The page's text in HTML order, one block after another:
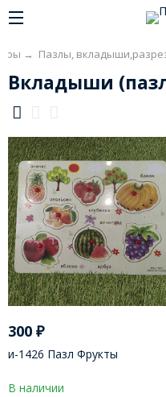
→ Пазлы,
Вкладыши
300 ₽
и-1426 Пазл Фрукты
В наличии